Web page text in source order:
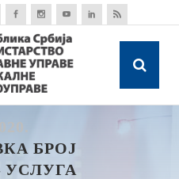
БРОЈ
УСЛУГА